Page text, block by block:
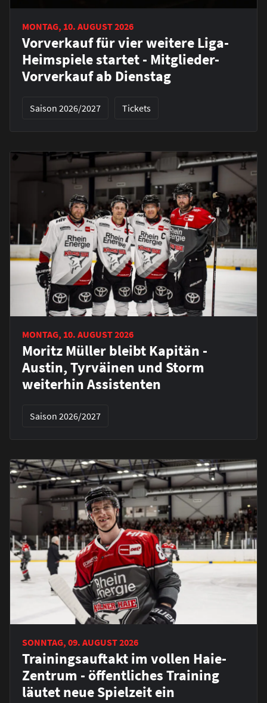
MONTAG, 10. AUGUST 2026
Vorverkauf für vier weitere Liga-
Heimspiele startet - Mitglieder-
Vorverkauf ab Dienstag
Saison 2026/2027 Tickets
MONTAG, 10. AUGUST 2026
Moritz Müller bleibt Kapitän -
Austin, Tyrväinen und Storm
weiterhin Assistenten
Saison 2026/2027
SONNTAG, 09. AUGUST 2026
Trainingsauftakt im vollen Haie-
Zentrum - öffentliches Training
läutet neue Spielzeit ein